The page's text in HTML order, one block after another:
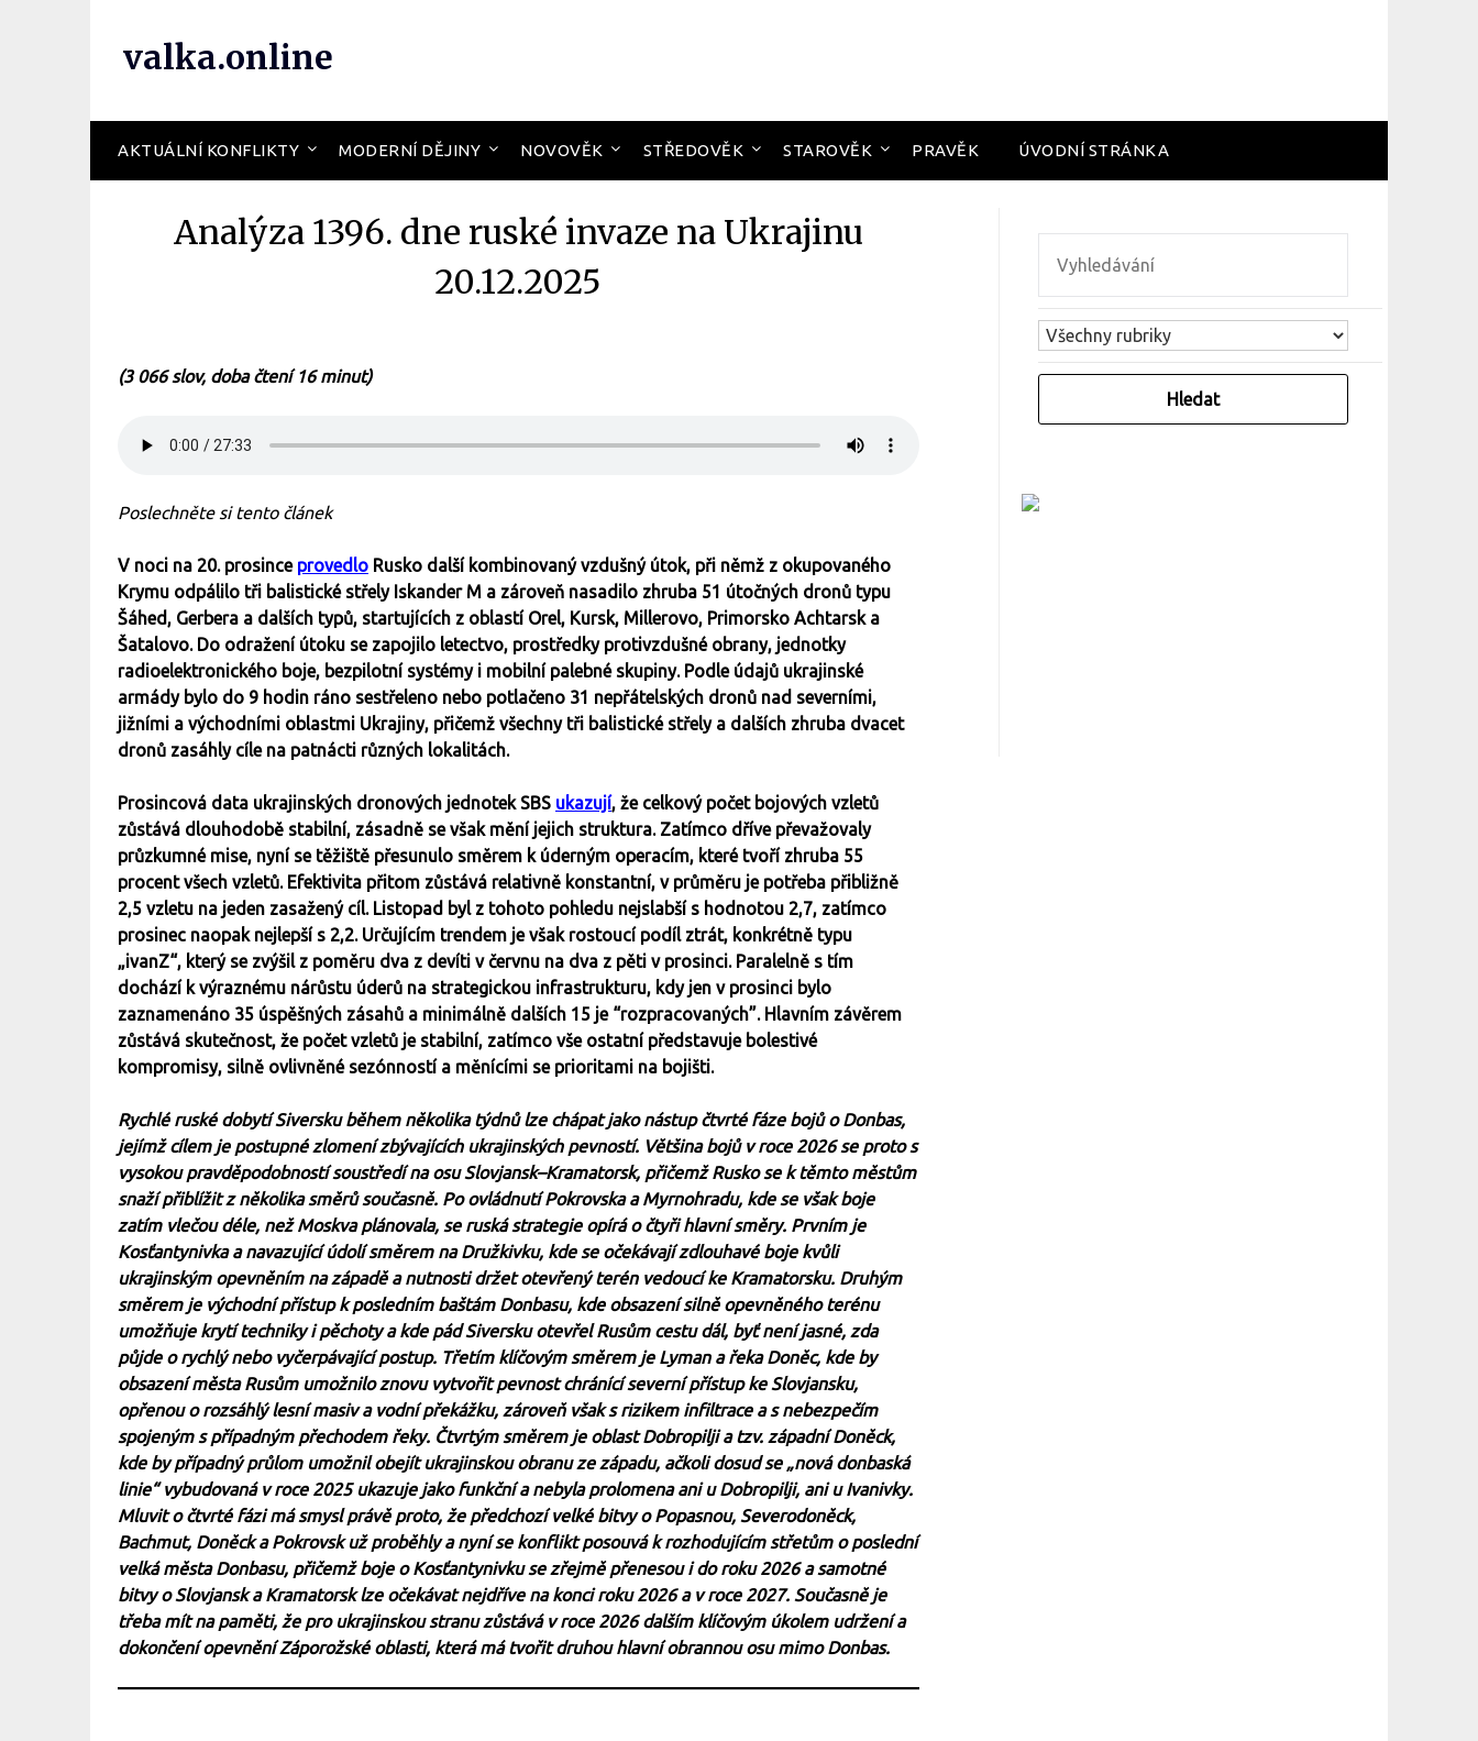
valka.online
AKTUÁLNÍ KONFLIKTY MODERNÍ DĚJINY NOVOVĚK STŘEDOVĚK STAROVĚK PRAVĚK ÚVODNÍ STRÁNKA
Analýza 1396. dne ruské invaze na Ukrajinu
20.12.2025
(3 066 slov, doba čtení 16 minut)
Poslechněte si tento článek
V noci na 20. prosince provedlo Rusko další kombinovaný vzdušný útok, při němž z okupovaného
Krymu odpálilo tři balistické střely Iskander M a zároveň nasadilo zhruba 51 útočných dronů typu
Šáhed, Gerbera a dalších typů, startujících z oblastí Orel, Kursk, Millerovo, Primorsko Achtarsk a
Šatalovo. Do odražení útoku se zapojilo letectvo, prostředky protivzdušné obrany, jednotky
radioelektronického boje, bezpilotní systémy i mobilní palebné skupiny. Podle údajů ukrajinské
armády bylo do 9 hodin ráno sestřeleno nebo potlačeno 31 nepřátelských dronů nad severními,
jižními a východními oblastmi Ukrajiny, přičemž všechny tři balistické střely a dalších zhruba dvacet
dronů zasáhly cíle na patnácti různých lokalitách.
Prosincová data ukrajinských dronových jednotek SBS ukazují, že celkový počet bojových vzletů
zůstává dlouhodobě stabilní, zásadně se však mění jejich struktura. Zatímco dříve převažovaly
průzkumné mise, nyní se těžiště přesunulo směrem k úderným operacím, které tvoří zhruba 55
procent všech vzletů. Efektivita přitom zůstává relativně konstantní, v průměru je potřeba přibližně
2,5 vzletu na jeden zasažený cíl. Listopad byl z tohoto pohledu nejslabší s hodnotou 2,7, zatímco
prosinec naopak nejlepší s 2,2. Určujícím trendem je však rostoucí podíl ztrát, konkrétně typu
„ivanZ“, který se zvýšil z poměru dva z devíti v červnu na dva z pěti v prosinci. Paralelně s tím
dochází k výraznému nárůstu úderů na strategickou infrastrukturu, kdy jen v prosinci bylo
zaznamenáno 35 úspěšných zásahů a minimálně dalších 15 je “rozpracovaných”. Hlavním závěrem
zůstává skutečnost, že počet vzletů je stabilní, zatímco vše ostatní představuje bolestivé
kompromisy, silně ovlivněné sezónností a měnícími se prioritami na bojišti.
Rychlé ruské dobytí Siversku během několika týdnů lze chápat jako nástup čtvrté fáze bojů o Donbas,
jejímž cílem je postupné zlomení zbývajících ukrajinských pevností. Většina bojů v roce 2026 se proto s
vysokou pravděpodobností soustředí na osu Slovjansk–Kramatorsk, přičemž Rusko se k těmto městům
snaží přiblížit z několika směrů současně. Po ovládnutí Pokrovska a Myrnohradu, kde se však boje
zatím vlečou déle, než Moskva plánovala, se ruská strategie opírá o čtyři hlavní směry. Prvním je
Kosťantynivka a navazující údolí směrem na Družkivku, kde se očekávají zdlouhavé boje kvůli
ukrajinským opevněním na západě a nutnosti držet otevřený terén vedoucí ke Kramatorsku. Druhým
směrem je východní přístup k posledním baštám Donbasu, kde obsazení silně opevněného terénu
umožňuje krytí techniky i pěchoty a kde pád Siversku otevřel Rusům cestu dál, byť není jasné, zda
půjde o rychlý nebo vyčerpávající postup. Třetím klíčovým směrem je Lyman a řeka Doněc, kde by
obsazení města Rusům umožnilo znovu vytvořit pevnost chránící severní přístup ke Slovjansku,
opřenou o rozsáhlý lesní masiv a vodní překážku, zároveň však s rizikem infiltrace a s nebezpečím
spojeným s případným přechodem řeky. Čtvrtým směrem je oblast Dobropilji a tzv. západní Doněck,
kde by případný průlom umožnil obejít ukrajinskou obranu ze západu, ačkoli dosud se „nová donbaská
linie“ vybudovaná v roce 2025 ukazuje jako funkční a nebyla prolomena ani u Dobropilji, ani u Ivanivky.
Mluvit o čtvrté fázi má smysl právě proto, že předchozí velké bitvy o Popasnou, Severodoněck,
Bachmut, Doněck a Pokrovsk už proběhly a nyní se konflikt posouvá k rozhodujícím střetům o poslední
velká města Donbasu, přičemž boje o Kosťantynivku se zřejmě přenesou i do roku 2026 a samotné
bitvy o Slovjansk a Kramatorsk lze očekávat nejdříve na konci roku 2026 a v roce 2027. Současně je
třeba mít na paměti, že pro ukrajinskou stranu zůstává v roce 2026 dalším klíčovým úkolem udržení a
dokončení opevnění Záporožské oblasti, která má tvořit druhou hlavní obrannou osu mimo Donbas.